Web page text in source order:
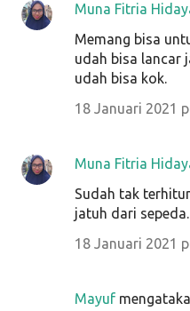
Muna Fitria
Memang bisa
udah bisa lancar
udah bisa kok.
18 Januari 2021
Muna Fitria
Sudah tak
jatuh dari
18 Januari 2021
Mayuf